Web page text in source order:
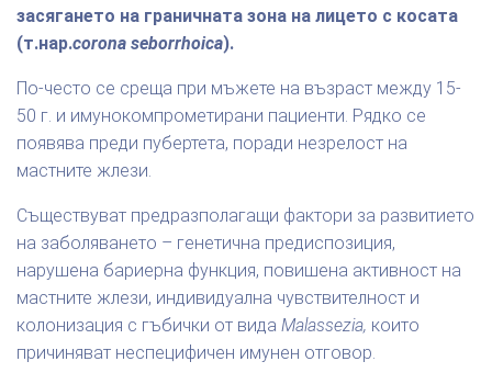
засягането на граничната зона на лицето с косата
(т.нар.corona seborrhoica).
По-често се среща при мъжете на възраст между 15-
50 г. и имунокомпрометирани пациенти. Рядко се
появява преди пубертета, поради незрелост на
мастните жлези.
Съществуват предразполагащи фактори за развитието
на заболяването – генетична предиспозиция,
нарушена бариерна функция, повишена активност на
мастните жлези, индивидуална чувствителност и
колонизация с гъбички от вида Malassezia, които
причиняват неспецифичен имунен отговор.